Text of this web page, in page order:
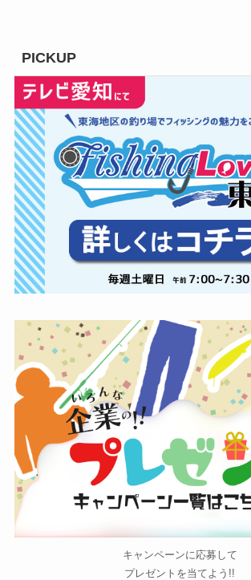
PICKUP
キャンペーンに応募して
プレゼントを当てよう!!